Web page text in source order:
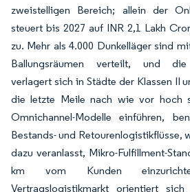
zweistelligen Bereich; allein der
steuert bis 2027 auf INR 2,1 Lakh
zu. Mehr als 4.000 Dunkelläger sind
Ballungsräumen verteilt, und die
verlagert sich in Städte der Klassen II
die letzte Meile nach wie vor hoch
Omnichannel-Modelle einführen,
Bestands- und
dazu veranlasst, Mikro-Fulfillment-
km vom Kunden
Vertragslogistikmarkt orientiert